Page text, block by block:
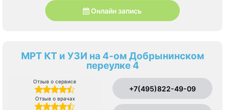
Онлайн запись
МРТ КТ и УЗИ на 4-ом Добрынинском
переулке 4
Отзыв о сервисе
Отзыв о врачах
+7(495)822-49-09